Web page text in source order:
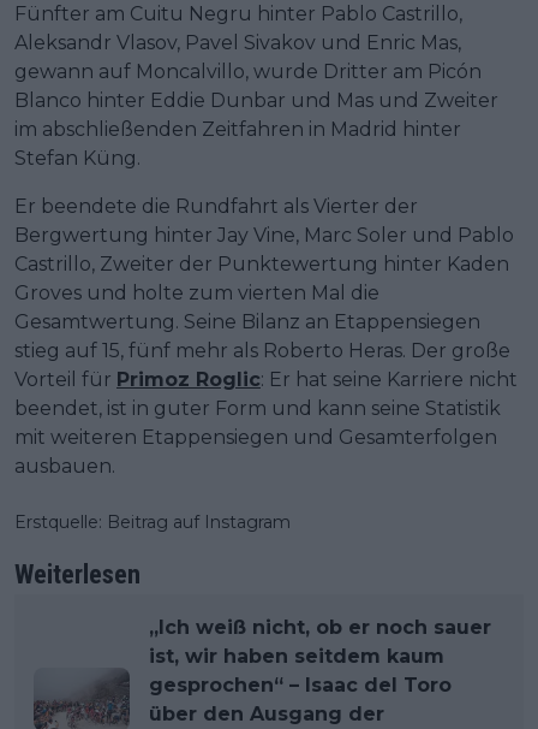
Fünfter am Cuitu Negru hinter Pablo Castrillo,
Aleksandr Vlasov, Pavel Sivakov und Enric Mas,
gewann auf Moncalvillo, wurde Dritter am Picón
Blanco hinter Eddie Dunbar und Mas und Zweiter
im abschließenden Zeitfahren in Madrid hinter
Stefan Küng.
Er beendete die Rundfahrt als Vierter der
Bergwertung hinter Jay Vine, Marc Soler und Pablo
Castrillo, Zweiter der Punktewertung hinter Kaden
Groves und holte zum vierten Mal die
Gesamtwertung. Seine Bilanz an Etappensiegen
stieg auf 15, fünf mehr als Roberto Heras. Der große
Vorteil für Primoz Roglic: Er hat seine Karriere nicht
beendet, ist in guter Form und kann seine Statistik
mit weiteren Etappensiegen und Gesamterfolgen
ausbauen.
Erstquelle: Beitrag auf Instagram
Weiterlesen
„Ich weiß nicht, ob er noch sauer
ist, wir haben seitdem kaum
gesprochen“ – Isaac del Toro
über den Ausgang der